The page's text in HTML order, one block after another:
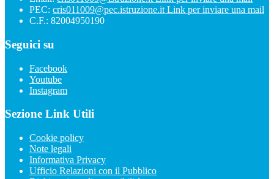
PEC: cris011009@pec.istruzione.it Link per inviare una mail
C.F.: 82004950190
Seguici su
Facebook
Youtube
Instagram
Sezione Link Utili
Cookie policy
Note legali
Informativa Privacy
Ufficio Relazioni con il Pubblico